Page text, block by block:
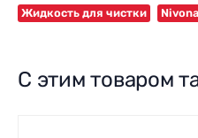
Жидкость для чистки
С этим товаром